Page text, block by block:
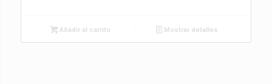
Añadir al carrito Mostrar detalles